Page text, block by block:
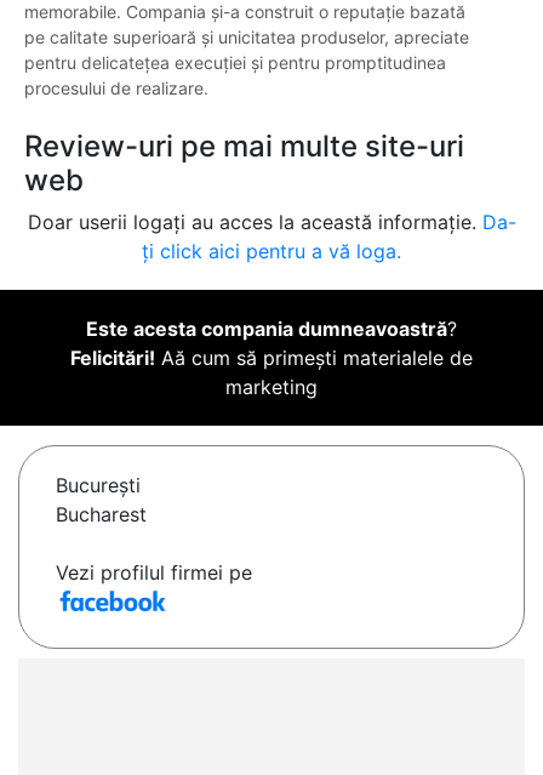
memorabile. Compania și-a construit o reputație bazată
pe calitate superioară și unicitatea produselor, apreciate
pentru delicatețea execuției și pentru promptitudinea
procesului de realizare.
Review-uri pe mai multe site-uri
web
Doar userii logați au acces la această informație. Da-
ți click aici pentru a vă loga.
Este acesta compania dumneavoastră?
Felicitări! Aă cum să primești materialele de
marketing
Bucureşti
Bucharest
Vezi profilul firmei pe